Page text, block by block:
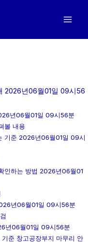
2026년06월01일 09시56
년06월01일 09시56분
볼 내용
기준 2026년06월01일 09시
인하는 방법 2026년06월01
년06월01일 09시56분
년06월01일 09시56분
준 창고공장부지 마무리 안